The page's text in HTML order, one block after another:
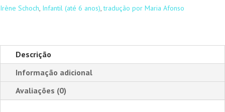
Verão
Irène Schoch, Infantil (até 6 anos),tradução por Maria Afonso
Descrição
Informação adicional
Avaliações (0)